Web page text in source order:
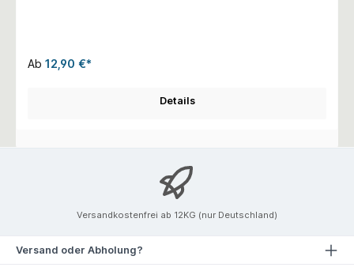
Ab 12,90 €*
Details
Versandkostenfrei ab 12KG (nur Deutschland)
Versand oder Abholung?